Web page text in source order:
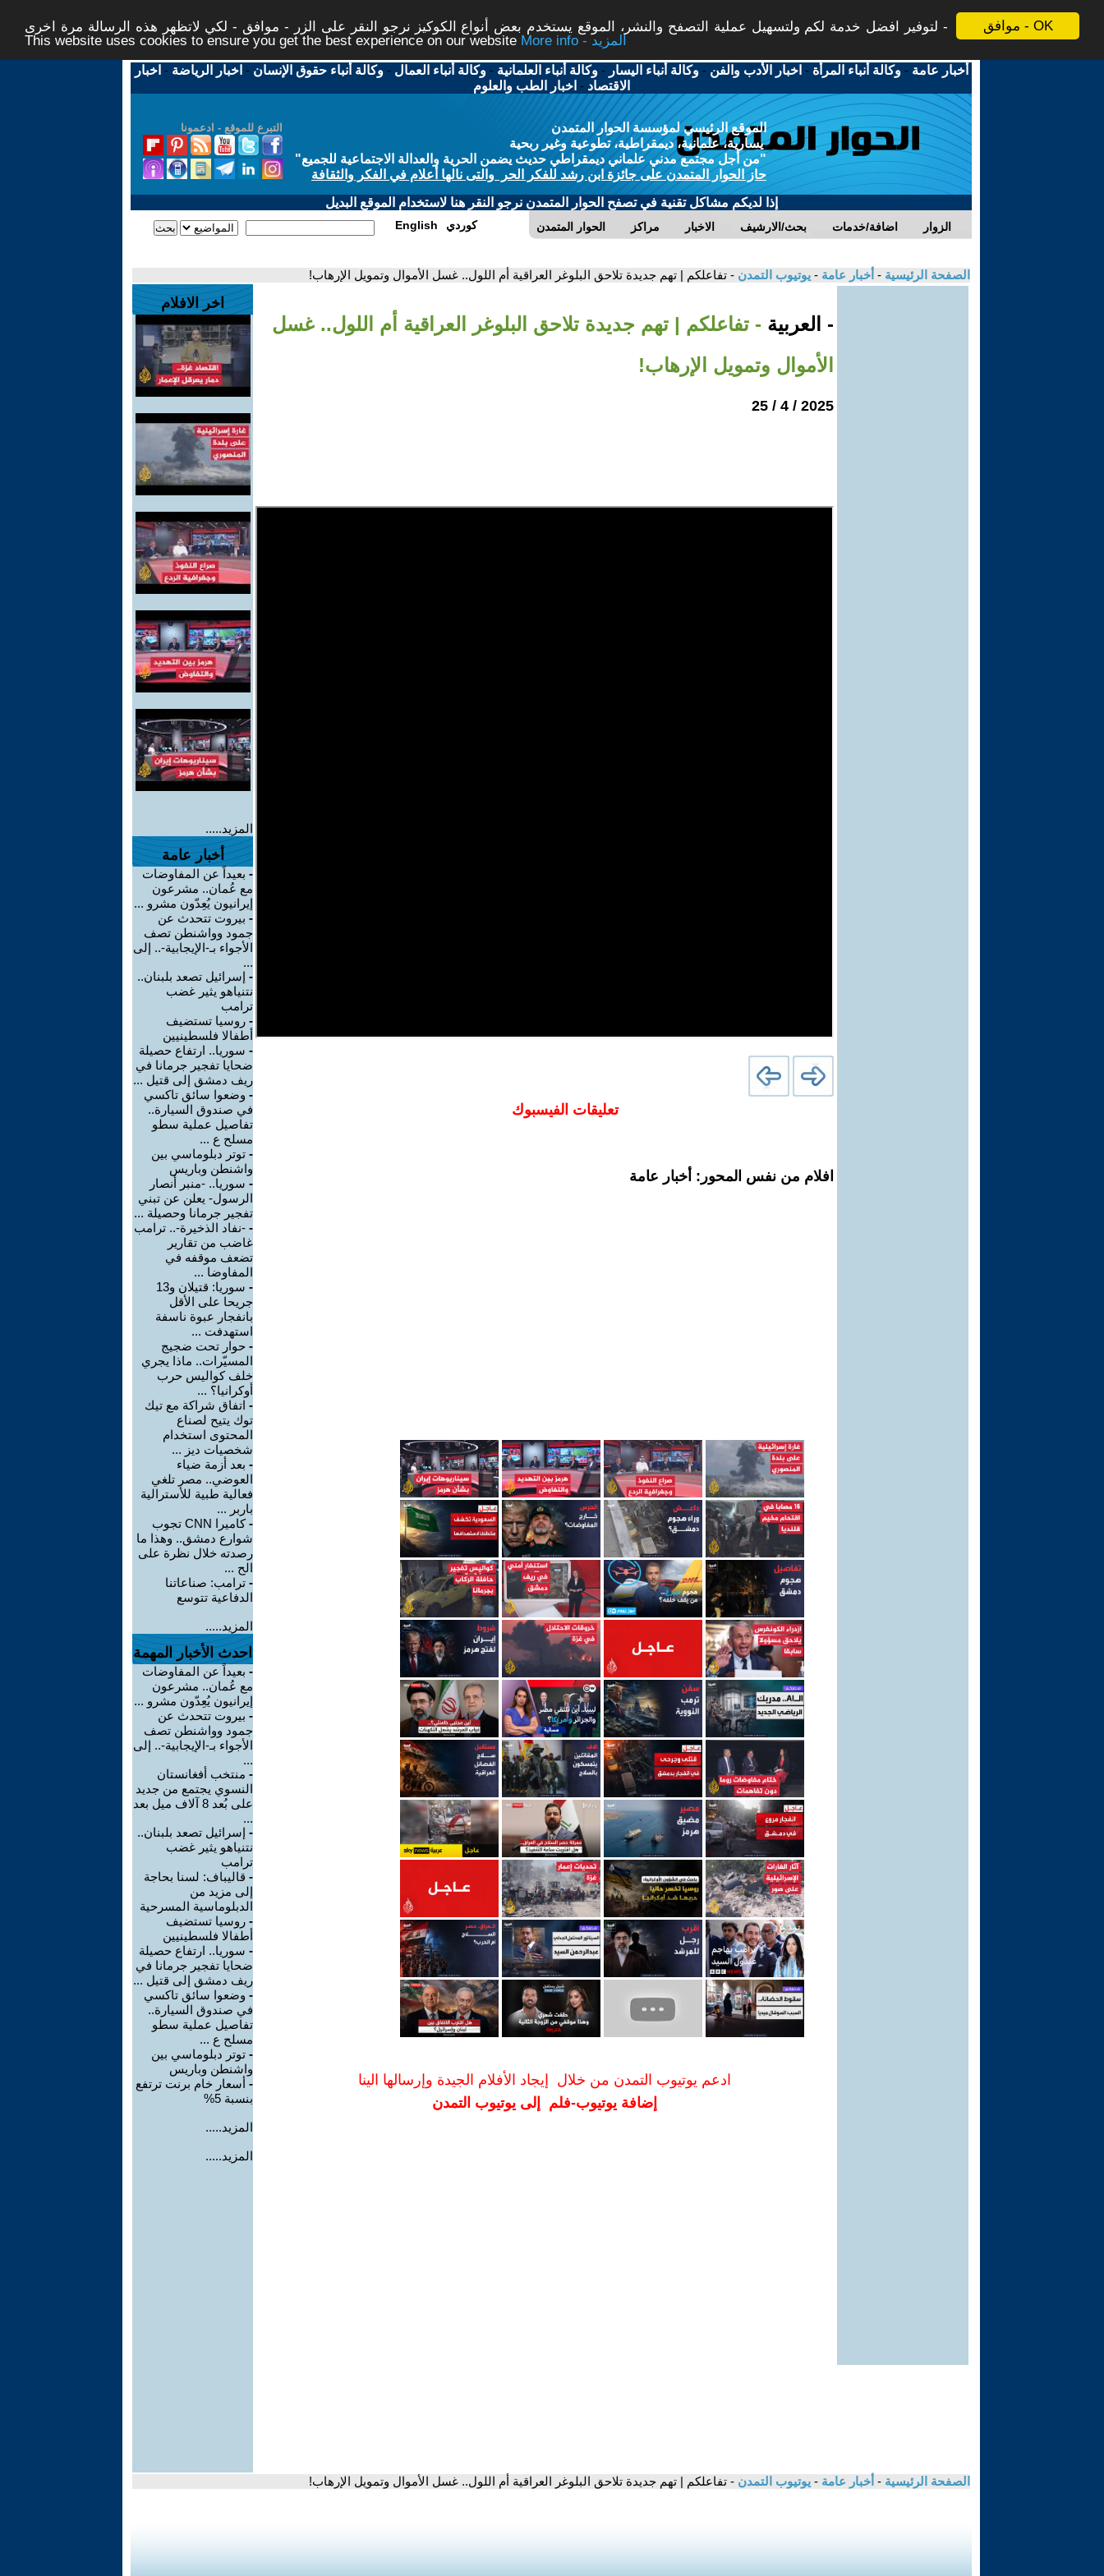
موافق - OK
لتوفير افضل خدمة لكم ولتسهيل عملية التصفح والنشر، الموقع يستخدم بعض أنواع الكوكيز نرجو النقر على الزر - موافق - لكي لاتظهر هذه الرسالة مرة اخرى -
This website uses cookies to ensure you get the best experience on our website
More info - المزيد
أخبار عامة -وكالة أنباء المرأة - اخبار الأدب والفن -وكالة أنباء اليسار -وكالة أنباء العلمانية -وكالة أنباء العمال -وكالة أنباء حقوق الإنسان - اخبار الرياضة - اخبار
الاقتصاد - اخبار الطب والعلوم
التبرع للموقع - ادعمونا
الموقع الرئيسي لمؤسسة الحوار المتمدن
يسارية، علمانية، ديمقراطية، تطوعية وغير ربحية
"من أجل مجتمع مدني علماني ديمقراطي حديث يضمن الحرية والعدالة الاجتماعية للجميع"
حاز الحوار المتمدن على جائزة ابن رشد للفكر الحر والتى نالها أعلام في الفكر والثقافة
إذا لديكم مشاكل تقنية في تصفح الحوار المتمدن نرجو النقر هنا لاستخدام الموقع البديل
الحوار المتمدن مراكز الاخبار بحث/الارشيف اضافة/خدمات الزوار English كوردي
الصفحة الرئيسية - أخبار عامة - يوتيوب التمدن - تفاعلكم | تهم جديدة تلاحق البلوغر العراقية أم اللول.. غسل الأموال وتمويل الإرهاب!
- العربية - تفاعلكم | تهم جديدة تلاحق البلوغر العراقية أم اللول.. غسل
الأموال وتمويل الإرهاب!
2025 / 4 / 25
تعليقات الفيسبوك
افلام من نفس المحور: أخبار عامة
ادعم يوتيوب التمدن من خلال إيجاد الأفلام الجيدة وإرسالها الينا
إضافة يوتيوب-فلم إلى يوتيوب التمدن
اخر الافلام
المزيد.....
أخبار عامة
- بعيداً عن المفاوضات
مع عُمان.. مشرعون
إيرانيون يُعِدّون مشرو ...
- بيروت تتحدث عن
جمود وواشنطن تصف
الأجواء بـ-الإيجابية-.. إلى
...
- إسرائيل تصعد بلبنان..
نتنياهو يثير غضب
ترامب
- روسيا تستضيف
أطفالا فلسطينيين
- سوريا.. ارتفاع حصيلة
ضحايا تفجير جرمانا في
ريف دمشق إلى قتيل ...
- وضعوا سائق تاكسي
في صندوق السيارة..
تفاصيل عملية سطو
مسلح ع ...
- توتر دبلوماسي بين
واشنطن وباريس
- سوريا.. -منبر أنصار
الرسول- يعلن عن تبني
تفجير جرمانا وحصيلة ...
- -نفاد الذخيرة-.. ترامب
غاضب من تقارير
تضعف موقفه في
المفاوضا ...
-
سوريا: قتيلان و13
جريحا على الأقل
بانفجار عبوة ناسفة
استهدفت ...
- حوار تحت ضجيج
المسيّرات.. ماذا يجري
خلف كواليس حرب
أوكرانيا؟ ...
- اتفاق شراكة مع تيك
توك يتيح لصناع
المحتوى استخدام
شخصيات ديز ...
- بعد أزمة ضياء
العوضي.. مصر تلغي
فعالية طبية للأسترالية
باربر ...
-
كاميرا CNN تجوب
شوارع دمشق.. وهذا ما
رصدته خلال نظرة على
الح ...
- ترامب: صناعاتنا
الدفاعية تتوسع
المزيد.....
احدث الأخبار المهمة
- بعيداً عن المفاوضات
مع عُمان.. مشرعون
إيرانيون يُعِدّون مشرو ...
- بيروت تتحدث عن
جمود وواشنطن تصف
الأجواء بـ-الإيجابية-.. إلى
...
- منتخب أفغانستان
النسوي يجتمع من جديد
على بُعد 8 آلاف ميل بعد
...
- إسرائيل تصعد بلبنان..
نتنياهو يثير غضب
ترامب
- قاليباف: لسنا بحاجة
إلى مزيد من
الدبلوماسية المسرحية
- روسيا تستضيف
أطفالا فلسطينيين
- سوريا.. ارتفاع حصيلة
ضحايا تفجير جرمانا في
ريف دمشق إلى قتيل ...
- وضعوا سائق تاكسي
في صندوق السيارة..
تفاصيل عملية سطو
مسلح ع ...
- توتر دبلوماسي بين
واشنطن وباريس
- أسعار خام برنت ترتفع
بنسبة 5%
المزيد.....
المزيد.....
الصفحة الرئيسية - أخبار عامة - يوتيوب التمدن - تفاعلكم | تهم جديدة تلاحق البلوغر العراقية أم اللول.. غسل الأموال وتمويل الإرهاب!